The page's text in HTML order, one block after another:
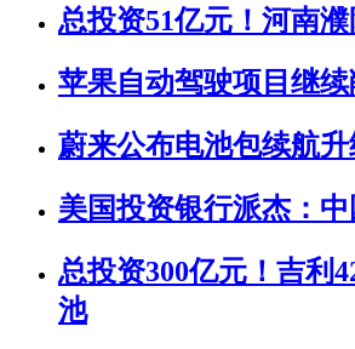
总投资51亿元！河南
苹果自动驾驶项目继续
蔚来公布电池包续航
美国投资银行派杰：
总投资300亿元！吉利
池